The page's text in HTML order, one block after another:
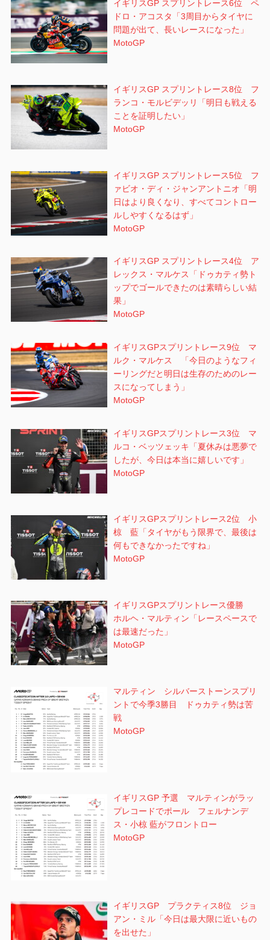
イギリスGP スプリントレース6位 ペ
ドロ・アコスタ「3周目からタイヤに
問題が出て、長いレースになった」
MotoGP
イギリスGP スプリントレース8位 フ
ランコ・モルビデッリ「明日も戦える
ことを証明したい」
MotoGP
イギリスGP スプリントレース5位 フ
ァビオ・ディ・ジャンアントニオ「明
日はより良くなり、すべてコントロー
ルしやすくなるはず」
MotoGP
イギリスGP スプリントレース4位 ア
レックス・マルケス「ドゥカティ勢ト
ップでゴールできたのは素晴らしい結
果」
MotoGP
イギリスGPスプリントレース9位 マ
ルク・マルケス 「今日のようなフィ
ーリングだと明日は生存のためのレー
スになってしまう」
MotoGP
イギリスGPスプリントレース3位 マ
ルコ・ベッツェッキ「夏休みは悪夢で
したが、今日は本当に嬉しいです」
MotoGP
イギリスGPスプリントレース2位 小
椋 藍「タイヤがもう限界で、最後は
何もできなかったですね」
MotoGP
イギリスGPスプリントレース優勝
ホルヘ・マルティン「レースペースで
は最速だった」
MotoGP
マルティン シルバーストーンスプリ
ントで今季3勝目 ドゥカティ勢は苦
戦
MotoGP
イギリスGP 予選 マルティンがラッ
プレコードでポール フェルナンデ
ス・小椋 藍がフロントロー
MotoGP
イギリスGP プラクティス8位 ジョ
アン・ミル「今日は最大限に近いもの
を出せた」